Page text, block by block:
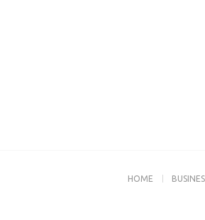
HOME